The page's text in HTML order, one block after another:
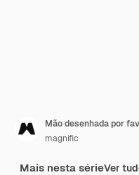
Mão desenhada por
magnific
Mais nesta sérieVer